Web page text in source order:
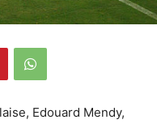
Edouard Mendy,